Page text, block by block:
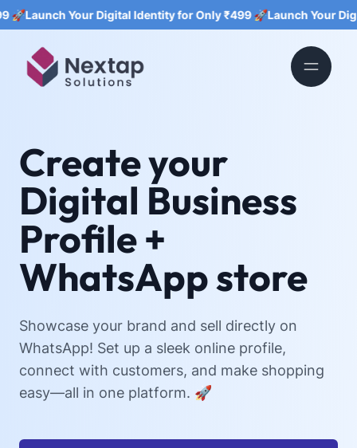
Your Digital Identity for Only ₹499 🚀Launch Your Digital
Create your
Digital Business
Profile +
WhatsApp store
Showcase your brand and sell directly on
WhatsApp! Set up a sleek online profile,
connect with customers, and make shopping
easy—all in one platform. 🚀